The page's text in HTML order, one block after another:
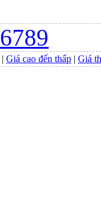
6789
| Giá cao đến thấp | Giá